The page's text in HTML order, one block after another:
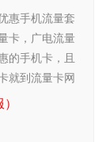
惠手机流量套
卡，广电流量
的手机卡，且
就到流量卡网